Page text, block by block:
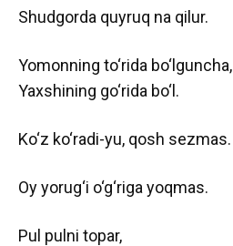
Shudgorda quyruq na qilur.
Yomonning to‘rida bo‘lguncha,
Yaxshining go‘rida bo‘l.
Ko‘z ko‘radi-yu, qosh sezmas.
Oy yorug‘i o‘g‘riga yoqmas.
Pul pulni topar,